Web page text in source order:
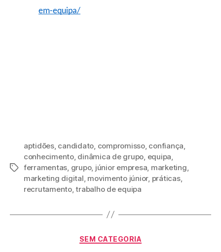
em-equipa/
aptidões, candidato, compromisso, confiança,
conhecimento, dinâmica de grupo, equipa,
ferramentas, grupo, júnior empresa, marketing,
marketing digital, movimento júnior, práticas,
recrutamento,trabalho de equipa
SEM CATEGORIA